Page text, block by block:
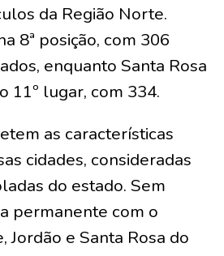
da Região Norte.
8ª posição, com 306
enquanto Santa Rosa
11º lugar, com 334.
as características
cidades, consideradas
do estado. Sem
permanente com o
Jordão e Santa Rosa do